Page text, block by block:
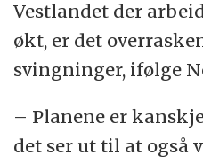
Vestlandet der
økt, er det
svingninger, ifølge
– Planene er
det ser ut til at også